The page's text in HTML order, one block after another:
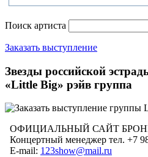
Поиск артиста
Заказать выступление
Звезды российской
«Little Big» рэйв группа
ОФИЦИАЛЬНЫЙ САЙТ
Концертный менеджер тел. +7
E-mail: 123show@mail.ru